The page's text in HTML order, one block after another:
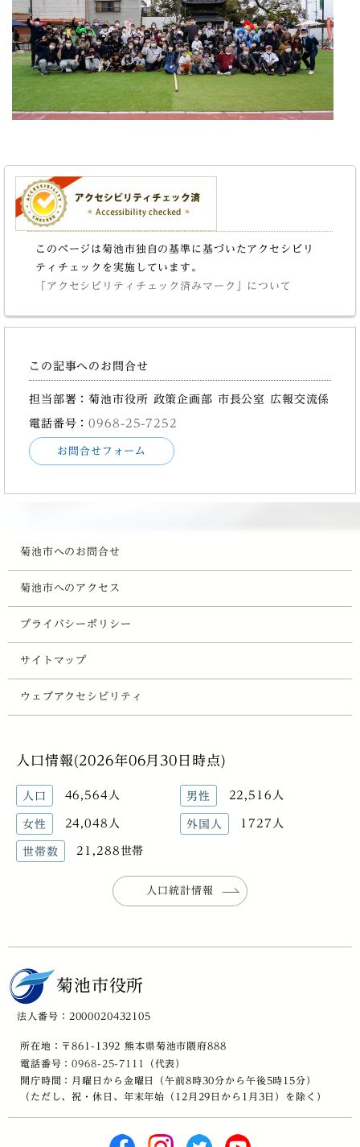
このページは菊池市独自の基準に基づいたアクセシビリ
ティチェックを実施しています。
「アクセシビリティチェック済みマーク」について
この記事へのお問合せ
担当部署：菊池市役所 政策企画部 市長公室 広報交流係
電話番号：0968-25-7252
お問合せフォーム
菊池市へのお問合せ
菊池市へのアクセス
プライバシーポリシー
サイトマップ
ウェブアクセシビリティ
人口情報(2026年06月30日時点)
人口 46,564人 男性 22,516人
女性 24,048人 外国人 1727人
世帯数 21,288世帯
人口統計情報
菊池市役所
法人番号：2000020432105
所在地：〒861-1392 熊本県菊池市隈府888
電話番号：0968-25-7111
（代表）
開庁時間：月曜日から金曜日（午前8時30分から午後5時15分）
（ただし、祝・休日、年末年始（12月29日から1月3日）を除く）